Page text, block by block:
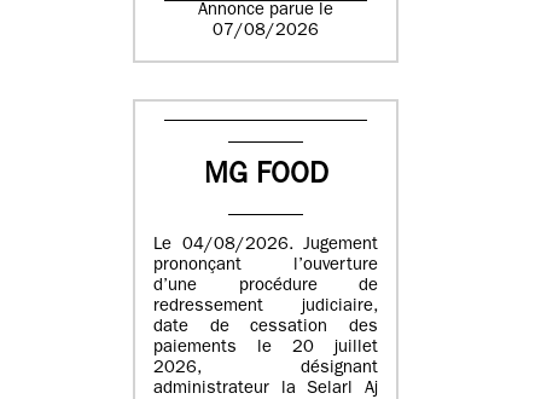
Annonce parue le
07/08/2026
MG FOOD
Le 04/08/2026. Jugement
prononçant l’ouverture
d’une procédure de
redressement judiciaire,
date de cessation des
paiements le 20 juillet
2026, désignant
administrateur la Selarl Aj